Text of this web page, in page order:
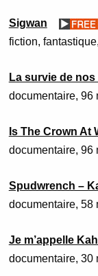
Sigwan
fiction fantastique
La survie de
documentaire 96
Is The Crown At
documentaire 96
Spudwrench –
documentaire 58
Je m’appelle
documentaire 30